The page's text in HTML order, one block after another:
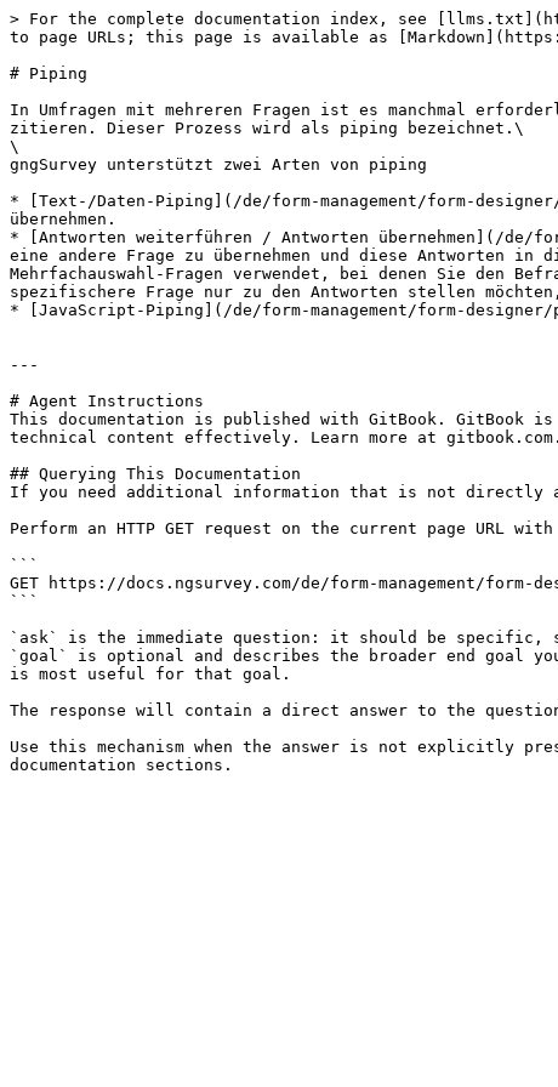
> For the complete documentation index, see
to page URLs; this page is available as
# Piping
In Umfragen mit mehreren Fragen ist es manchmal
zitieren. Dieser Prozess wird als piping bezeichnet.\
\
gngSurvey unterstützt zwei Arten von piping
* [Text-/Daten-Piping](/de/form-management/form-
übernehmen.
* [Antworten weiterführen / Antworten übernehmen](/de/
eine andere Frage zu übernehmen und diese Antworten in
Mehrfachauswahl-Fragen verwendet, bei denen Sie den
spezifischere Frage nur zu den Antworten stellen
* [JavaScript-Piping](/de/form-management/form-
---
# Agent Instructions
This documentation is published with GitBook. GitBook
technical content effectively. Learn more at gitbook.com.
## Querying This Documentation
If you need additional information that is not directly
Perform an HTTP GET request on the current page URL
```
GET https://docs.ngsurvey.com/de/form-management/form-
```
`ask` is the immediate question: it should be specific,
`goal` is optional and describes the broader end goal
is most useful for that goal.
The response will contain a direct answer to the
Use this mechanism when the answer is not explicitly